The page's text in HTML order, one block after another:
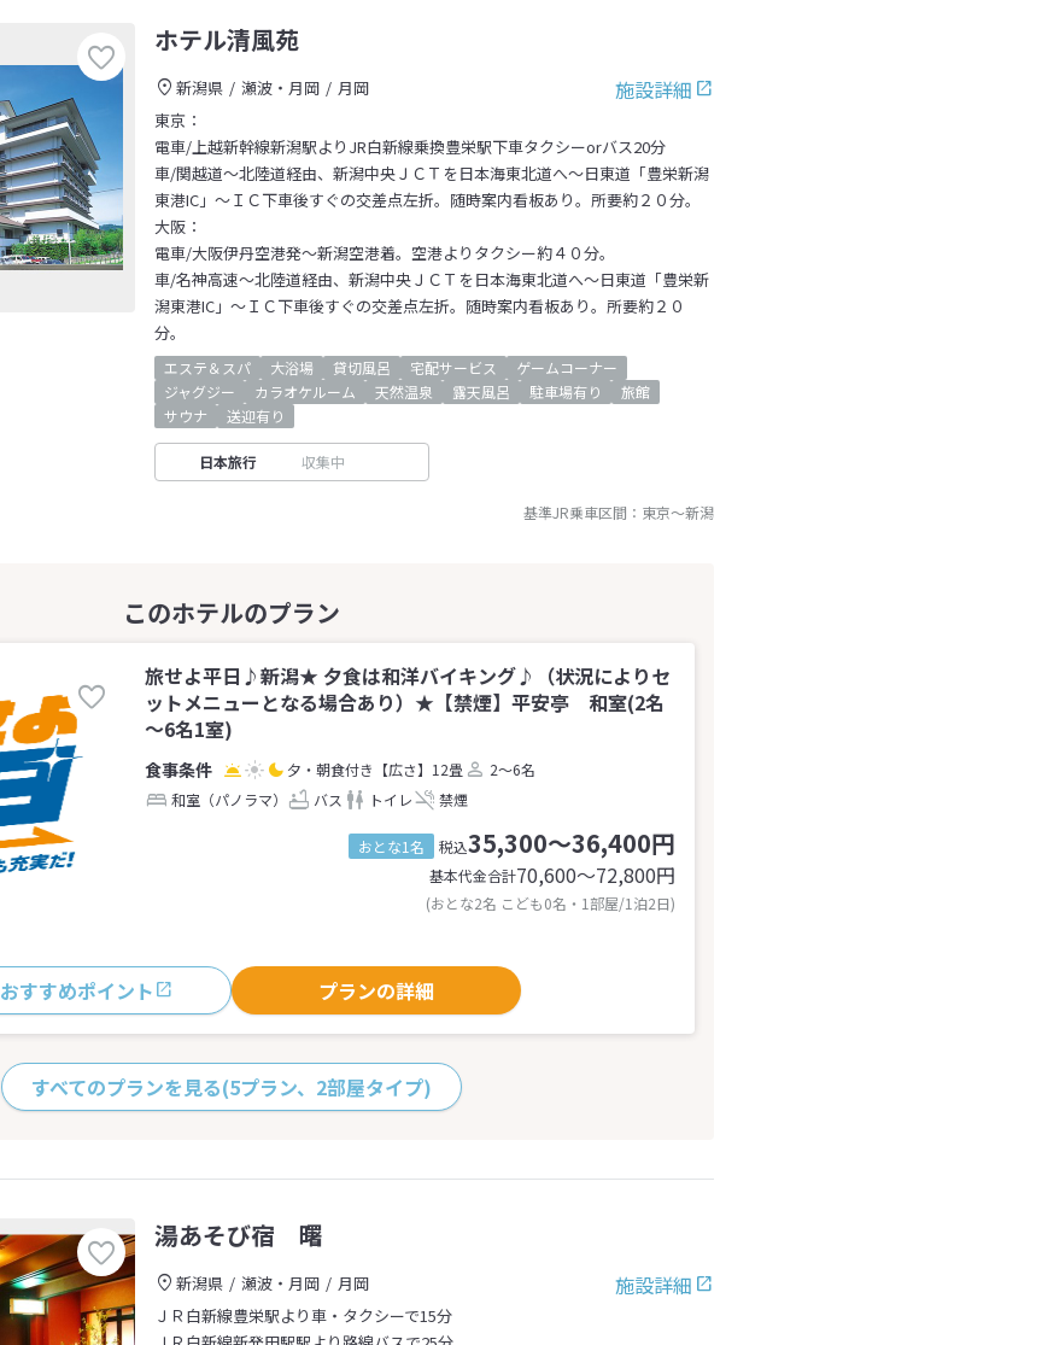
ホテル清風苑
施設詳細
新潟県 瀬波・月岡
月岡
東京：
電車/上越新幹線新潟駅よりJR白新線乗換豊栄駅下車タクシーorバス20分
車/関越道～北陸道経由、新潟中央ＪＣＴを日本海東北道へ～日東道「豊栄新潟
東港IC」～ＩＣ下車後すぐの交差点左折。随時案内看板あり。所要約２０分。
大阪：
電車/大阪伊丹空港発～新潟空港着。空港よりタクシー約４０分。
車/名神高速～北陸道経由、新潟中央ＪＣＴを日本海東北道へ～日東道「豊栄新
潟東港IC」～ＩＣ下車後すぐの交差点左折。随時案内看板あり。所要約２０
分。
エステ＆スパ 大浴場 貸切風呂 宅配サービス
ゲームコーナー
ジャグジー
カラオケルーム 天然温泉 露天風呂 駐車場有り
旅館
サウナ
送迎有り
日本旅行 収集中
基準JR乗車区間： 東京～新潟
旅せよ平日♪新潟★ 夕食は和洋バイキング♪（状況によりセ
ットメニューとなる場合あり）★【禁煙】平安亭 和室(2名
～6名1室)
夕・朝食付き 【広さ】12畳
2～6名
和室（パノラマ）
バス トイレ 禁煙
おとな1名 税込35,300～36,400円
基本代金合計70,600〜72,800円
(おとな2名 こども0名・1部屋/1泊2日)
おすすめポイント プランの詳細
すべてのプランを見る(5プラン、2部屋タイプ)
湯あそび宿 曙
施設詳細
新潟県 瀬波・月岡
月岡
ＪＲ白新線豊栄駅より車・タクシーで15分